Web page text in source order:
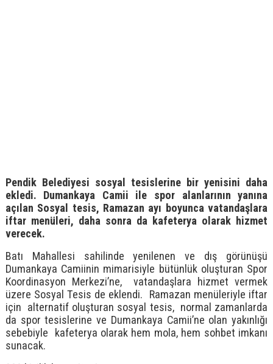
Pendik Belediyesi sosyal tesislerine bir yenisini daha
ekledi. Dumankaya Camii ile spor alanlarının yanına
açılan Sosyal tesis, Ramazan ayı boyunca vatandaşlara
iftar menüleri, daha sonra da kafeterya olarak hizmet
verecek.
Batı Mahallesi sahilinde yenilenen ve dış görünüşü
Dumankaya Camiinin mimarisiyle bütünlük oluşturan Spor
Koordinasyon Merkezi’ne, vatandaşlara hizmet vermek
üzere Sosyal Tesis de eklendi. Ramazan menüleriyle iftar
için alternatif oluşturan sosyal tesis, normal zamanlarda
da spor tesislerine ve Dumankaya Camii’ne olan yakınlığı
sebebiyle kafeterya olarak hem mola, hem sohbet imkanı
sunacak.